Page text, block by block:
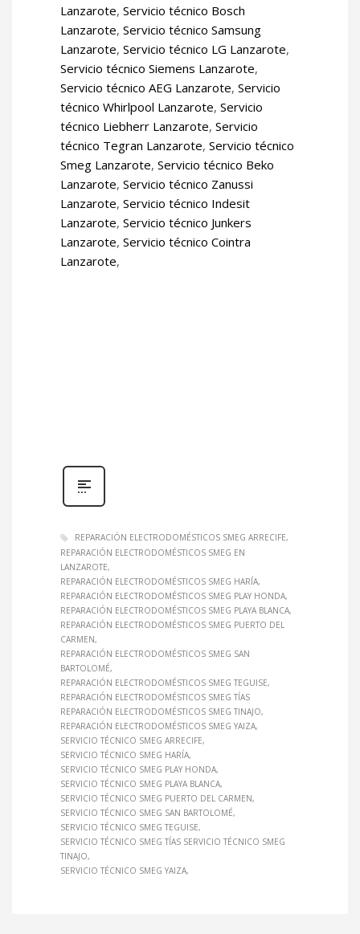
Lanzarote, Servicio técnico Bosch
Lanzarote, Servicio técnico Samsung
Lanzarote, Servicio técnico LG Lanzarote,
Servicio técnico Siemens Lanzarote,
Servicio técnico AEG Lanzarote, Servicio
técnico Whirlpool Lanzarote, Servicio
técnico Liebherr Lanzarote, Servicio
técnico Tegran Lanzarote, Servicio técnico
Smeg Lanzarote, Servicio técnico Beko
Lanzarote, Servicio técnico Zanussi
Lanzarote, Servicio técnico Indesit
Lanzarote, Servicio técnico Junkers
Lanzarote, Servicio técnico Cointra
Lanzarote,
REPARACIÓN ELECTRODOMÉSTICOS SMEG ARRECIFE
REPARACIÓN ELECTRODOMÉSTICOS SMEG EN
LANZAROTE
REPARACIÓN ELECTRODOMÉSTICOS SMEG HARÍA
REPARACIÓN ELECTRODOMÉSTICOS SMEG PLAY HONDA
REPARACIÓN ELECTRODOMÉSTICOS SMEG PLAYA BLANCA
REPARACIÓN ELECTRODOMÉSTICOS SMEG PUERTO DEL
CARMEN
REPARACIÓN ELECTRODOMÉSTICOS SMEG SAN
BARTOLOMÉ
REPARACIÓN ELECTRODOMÉSTICOS SMEG TEGUISE
REPARACIÓN ELECTRODOMÉSTICOS SMEG TÍAS
REPARACIÓN ELECTRODOMÉSTICOS SMEG TINAJO
REPARACIÓN ELECTRODOMÉSTICOS SMEG YAIZA
SERVICIO TÉCNICO SMEG ARRECIFE
SERVICIO TÉCNICO SMEG HARÍA
SERVICIO TÉCNICO SMEG PLAY HONDA
SERVICIO TÉCNICO SMEG PLAYA BLANCA
SERVICIO TÉCNICO SMEG PUERTO DEL CARMEN
SERVICIO TÉCNICO SMEG SAN BARTOLOMÉ
SERVICIO TÉCNICO SMEG TEGUISE
SERVICIO TÉCNICO SMEG TÍAS SERVICIO TÉCNICO SMEG
TINAJO
SERVICIO TÉCNICO SMEG YAIZA